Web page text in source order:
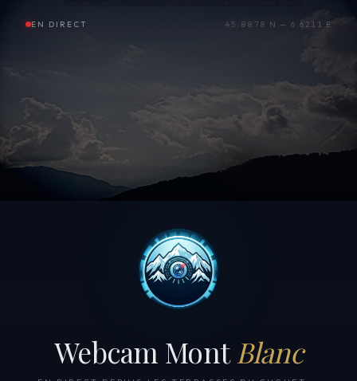
EN DIRECT 45.8878 N — 6.6211 E
Webcam Mont Blanc